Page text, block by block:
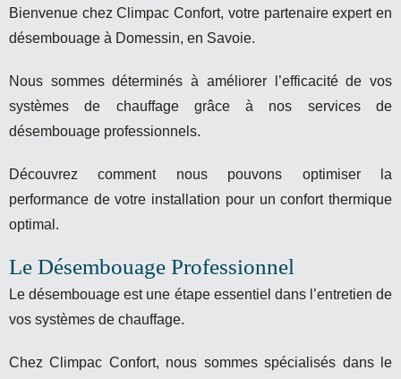
Bienvenue chez Climpac Confort, votre partenaire expert en
désembouage à Domessin, en Savoie.
Nous sommes déterminés à améliorer l’efficacité de vos
systèmes de chauffage grâce à nos services de
désembouage professionnels.
Découvrez comment nous pouvons optimiser la
performance de votre installation pour un confort thermique
optimal.
Le Désembouage Professionnel
Le désembouage est une étape essentiel dans l’entretien de
vos systèmes de chauffage.
Chez Climpac Confort, nous sommes spécialisés dans le